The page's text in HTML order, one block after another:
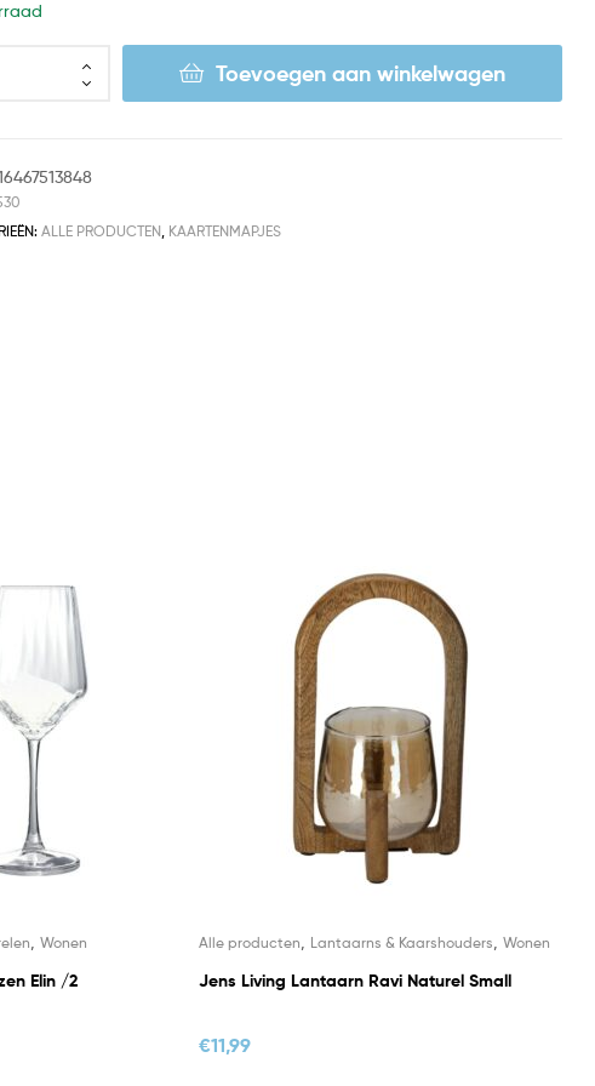
Toevoegen aan winkelwagen
ALLE PRODUCTEN KAARTENMAPJES
, Wonen
Elin /2
Alle producten, Lantaarns & Kaarshouders, Wonen
Jens Living Lantaarn Ravi Naturel Small
€11,99